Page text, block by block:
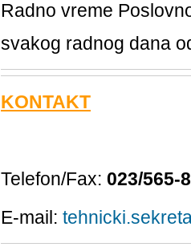
Radno vreme
svakog radnog dana
KONTAKT
Telefon/Fax: 023/565-
E-mail: